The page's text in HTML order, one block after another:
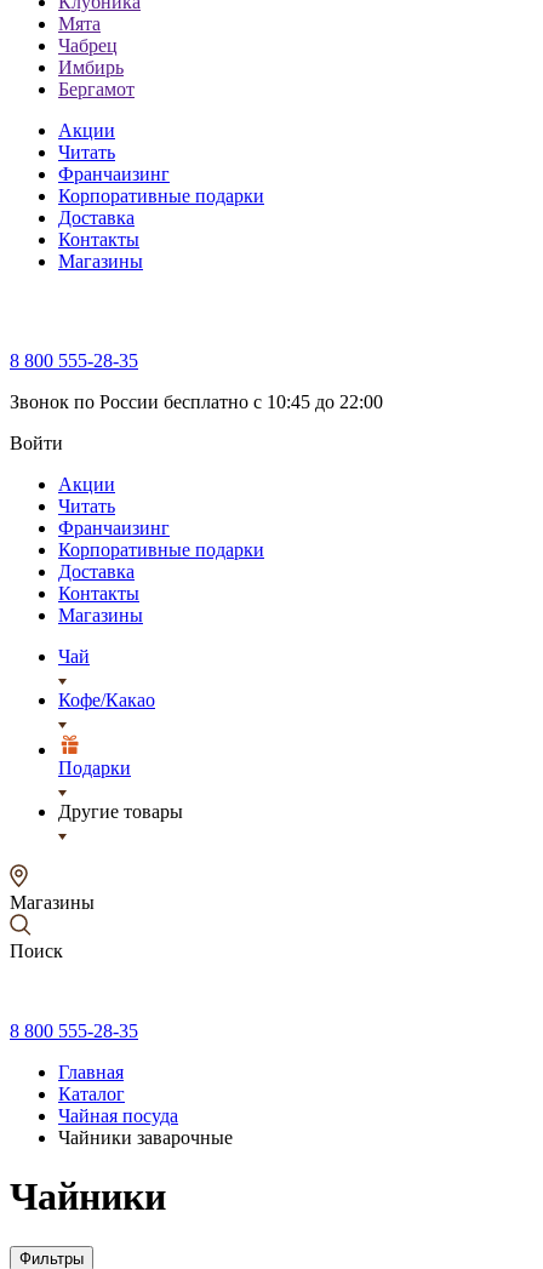
Мята
Чабрец
Имбирь
Бергамот
Акции
Читать
Франчаизинг
Корпоративные подарки
Доставка
Контакты
Магазины
8 800 555-28-35
Звонок по России бесплатно c 10:45 до 22:00
Войти
Акции
Читать
Франчаизинг
Корпоративные подарки
Доставка
Контакты
Магазины
Чай
Кофе/Какао
Подарки
Другие товары
Магазины
Поиск
8 800 555-28-35
Главная
Каталог
Чайная посуда
Чайники заварочные
Чайники
Фильтры